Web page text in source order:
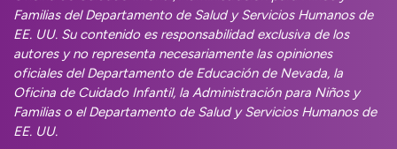
Familias del Departamento de Salud y Servicios Humanos de
EE. UU. Su contenido es responsabilidad exclusiva de los
autores y no representa necesariamente las opiniones
oficiales del Departamento de Educación de Nevada, la
Oficina de Cuidado Infantil, la Administración para Niños y
Familias o el Departamento de Salud y Servicios Humanos de
EE. UU.